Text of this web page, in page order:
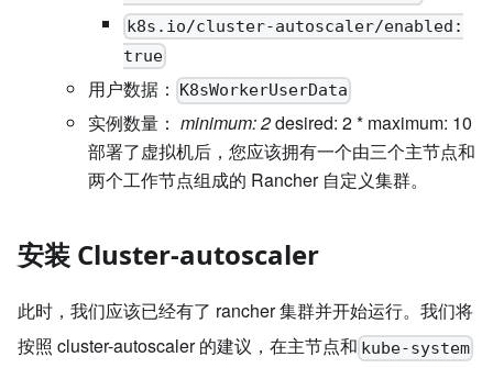
k8s.io/cluster-autoscaler/enabled:
true
用户数据： K8sWorkerUserData
实例数量： minimum: 2desired: 2* maximum: 10
部署了虚拟机后，您应该拥有一个由三个主节点和
两个工作节点组成的 Rancher 自定义集群。
安装 Cluster-autoscaler
此时，我们应该已经有了 rancher 集群并开始运行。我们将
按照 cluster-autoscaler 的建议，在主节点和 kube-system